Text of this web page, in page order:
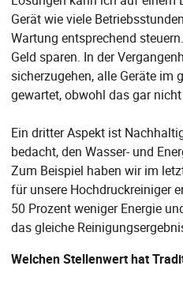
Gerät wie viele
Wartung entsprechend
Geld sparen. In der
sicherzugehen, alle Geräte im
gewartet, obwohl das gar
Ein dritter Aspekt ist
bedacht, den Wasser- und
Zum Beispiel haben wir im
für unsere Hochdruckreiniger
50 Prozent weniger Energie
das gleiche
Welchen Stellenwert hat